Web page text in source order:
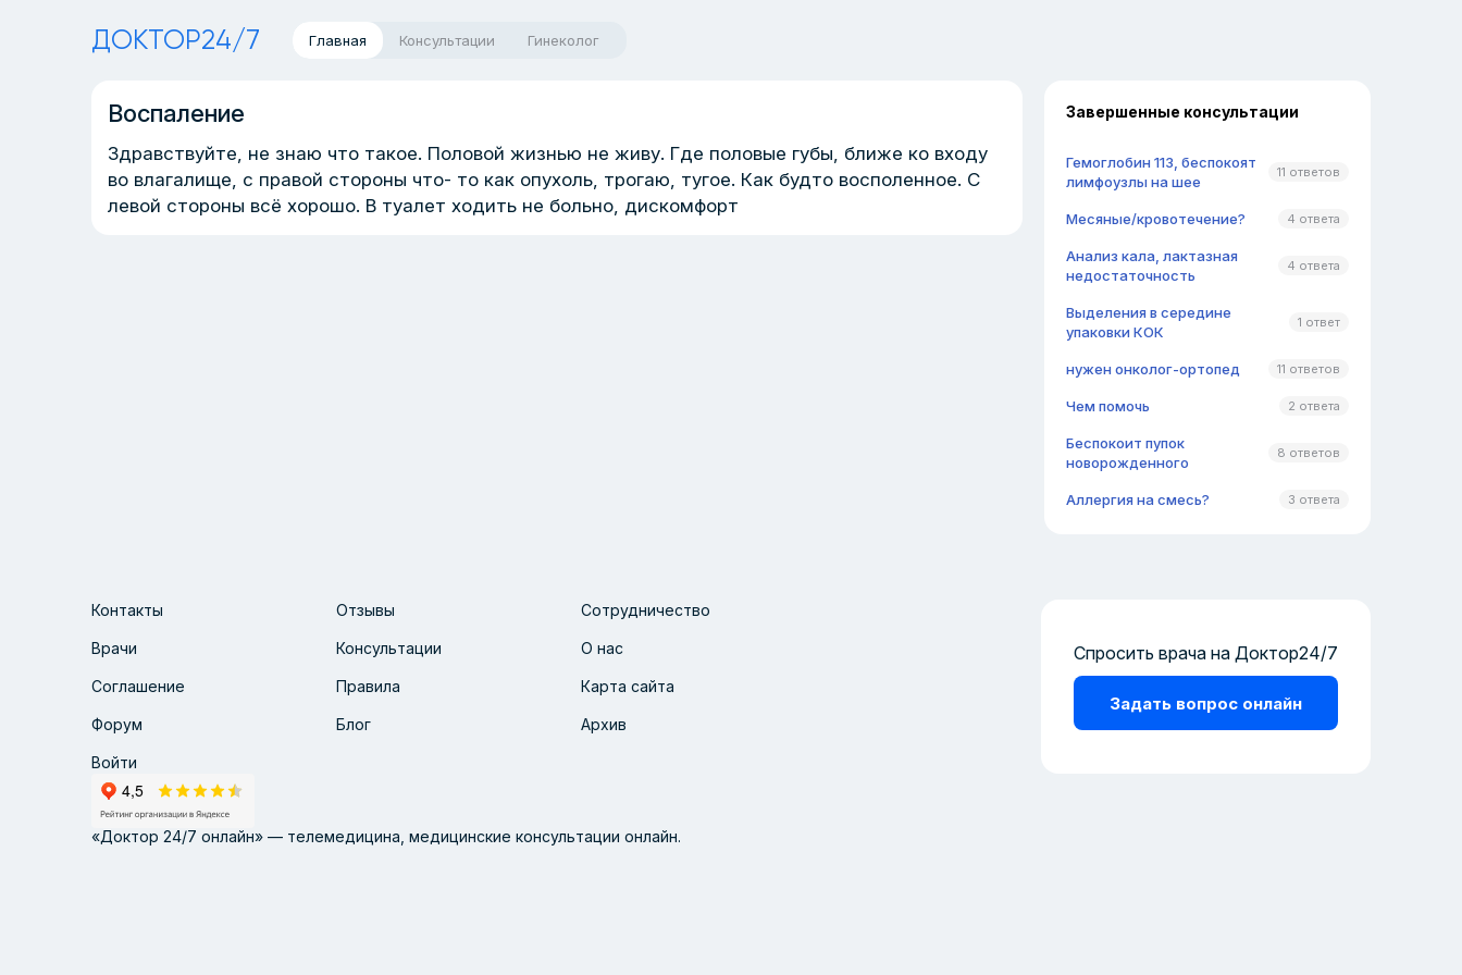
ДОКТОР24/7 Главная Консультации Гинеколог
Воспаление
Здравствуйте, не знаю что такое. Половой жизнью не живу. Где половые губы, ближе ко входу
во влагалище, с правой стороны что- то как опухоль, трогаю, тугое. Как будто восполенное. С
левой стороны всё хорошо. В туалет ходить не больно, дискомфорт
Завершенные консультации
Гемоглобин 113, беспокоят
лимфоузлы на шее
11 ответов
Месяные/кровотечение? 4 ответа
Анализ кала, лактазная
недостаточность
4 ответа
Выделения в середине
упаковки КОК
1 ответ
нужен онколог-ортопед 11 ответов
Чем помочь 2 ответа
Беспокоит пупок
новорожденного
8 ответов
Аллергия на смесь? 3 ответа
Контакты Отзывы Сотрудничество
Врачи Консультации О нас
Соглашение Правила Карта сайта
Форум Блог Архив
Войти
Спросить врача на Доктор24/7
Задать вопрос онлайн
«Доктор 24/7 онлайн» — телемедицина, медицинские консультации онлайн.